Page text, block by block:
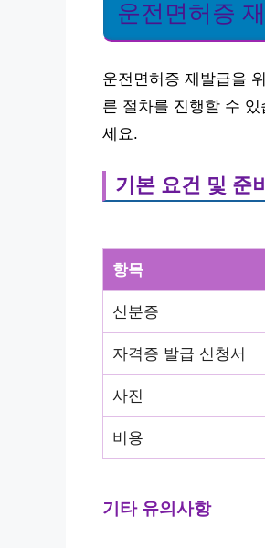
운전면허증
운전면허증 재발급을
른 절차를 진행할 수
세요.
기본 요건 및 준
항목
신분증
자격증 발급 신청서
사진
비용
기타 유의사항